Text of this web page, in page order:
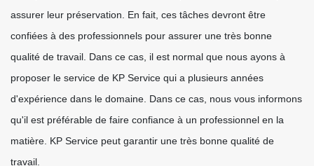
assurer leur préservation. En fait, ces tâches devront être
confiées à des professionnels pour assurer une très bonne
qualité de travail. Dans ce cas, il est normal que nous ayons à
proposer le service de KP Service qui a plusieurs années
d'expérience dans le domaine. Dans ce cas, nous vous informons
qu'il est préférable de faire confiance à un professionnel en la
matière. KP Service peut garantir une très bonne qualité de
travail.